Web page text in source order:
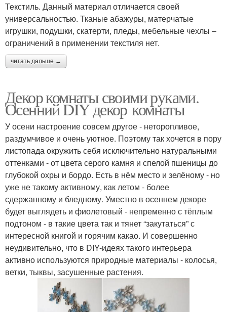
Текстиль. Данный материал отличается своей
универсальностью. Тканые абажуры, матерчатые
игрушки, подушки, скатерти, пледы, мебельные чехлы –
ограничений в применении текстиля нет.
читать дальше →
Декор комнаты своими руками.
Осенний DIY декор комнаты
У осени настроение совсем другое - неторопливое,
раздумчивое и очень уютное. Поэтому так хочется в пору
листопада окружить себя исключительно натуральными
оттенками - от цвета серого камня и спелой пшеницы до
глубокой охры и бордо. Есть в нём место и зелёному - но
уже не такому активному, как летом - более
сдержанному и бледному. Уместно в осеннем декоре
будет выглядеть и фиолетовый - непременно с тёплым
подтоном - в такие цвета так и тянет “закутаться” с
интересной книгой и горячим какао. И совершенно
неудивительно, что в DIY-идеях такого интерьера
активно используются природные материалы - колосья,
ветки, тыквы, засушенные растения.